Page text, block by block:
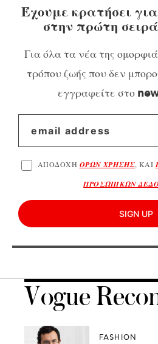
Έχουμε κρατήσει
στην πρώτη
Για όλα τα νέα της
τρόπου ζωής που δεν
εγγραφείτε στο
ΑΠΟΔΟΧΗ ΟΡΩΝ ΧΡΗΣΗΣ, ΚΑΙ
ΠΡΟΣΩΠΙΚΩΝ
SIGN UP
Vogue
FASHION